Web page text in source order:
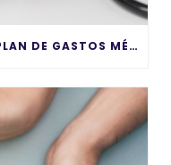
¿POR QUÉ TÚ NECESITAS UN PLAN DE GASTOS MÉDICOS MAYORES?